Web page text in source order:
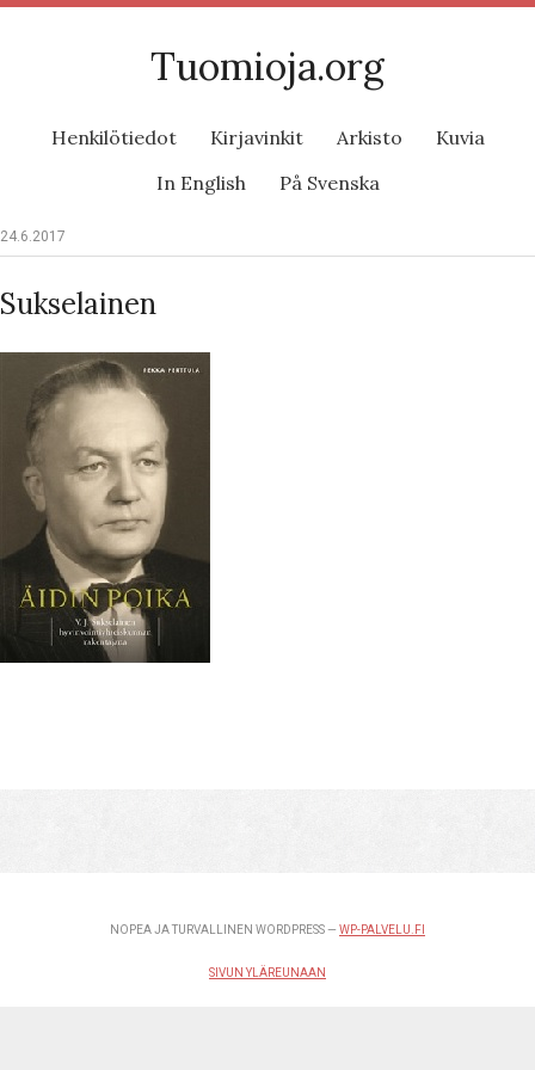
Tuomioja.org
Henkilötiedot Kirjavinkit Arkisto
Kuvia
In English
På Svenska
24.6.2017
Sukselainen
NOPEA JA TURVALLINEN WORDPRESS — WP-PALVELU.FI
SIVUN YLÄREUNAAN